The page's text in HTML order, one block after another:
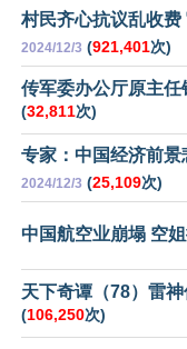
村民齐心抗议乱收费
2024/12/3 (921,401次)
传军委办公厅原主
(32,811次)
专家：中国经济前
2024/12/3 (25,109次)
中国航空业崩塌 空
天下奇谭（78）雷
(106,250次)